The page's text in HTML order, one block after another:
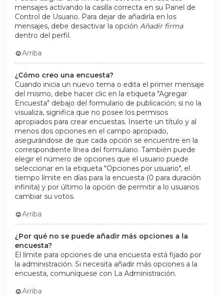
mensajes activando la casilla correcta en su Panel de
Control de Usuario. Para dejar de añadirla en los
mensajes, debe desactivar la opción Añadir firma
dentro del perfil.
Arriba
¿Cómo creo una encuesta?
Cuando inicia un nuevo tema o edita el primer mensaje
del mismo, debe hacer clic en la etiqueta "Agregar
Encuesta" debajo del formulario de publicación; si no la
visualiza, significa que no posee los permisos
apropiados para crear encuestas. Inserte un título y al
menos dos opciones en el campo apropiado,
asegurándose de que cada opción se encuentre en la
correspondiente línea del formulario. También puede
elegir el número de opciones que el usuario puede
seleccionar en la etiqueta "Opciones por usuario", el
tiempo límite en días para la encuesta (0 para duración
infinita) y por último la opción de permitir a lo usuarios
cambiar su votos.
Arriba
¿Por qué no se puede añadir más opciones a la
encuesta?
El límite para opciones de una encuesta está fijado por
la administración. Si necesita añadir más opciones a la
encuesta, comuníquese con La Administración.
Arriba